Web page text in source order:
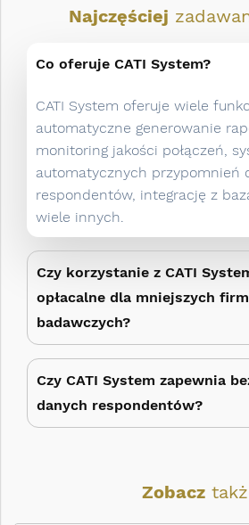
Najczęściej
Co oferuje CATI System?
CATI System oferuje wiele
automatyczne generowanie
monitoring jakości połączeń,
automatycznych przypomnień
respondentów, integrację z
wiele innych.
Czy korzystanie z CATI
opłacalne dla mniejszych firm
badawczych?
Czy CATI System zapewnia
danych respondentów?
Zobacz